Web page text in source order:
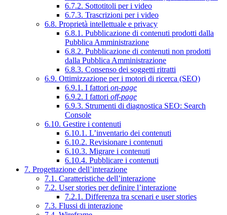
6.7.2. Sottotitoli per i video
6.7.3. Trascrizioni per i video
6.8. Proprietà intellettuale e privacy
6.8.1. Pubblicazione di contenuti prodotti dalla
Pubblica Amministrazione
6.8.2. Pubblicazione di contenuti non prodotti
dalla Pubblica Amministrazione
6.8.3. Consenso dei soggetti ritratti
6.9. Ottimizzazione per i motori di ricerca (SEO)
6.9.1. I fattori on-page
6.9.2. I fattori off-page
6.9.3. Strumenti di diagnostica SEO: Search
Console
6.10. Gestire i contenuti
6.10.1. L’inventario dei contenuti
6.10.2. Revisionare i contenuti
6.10.3. Migrare i contenuti
6.10.4. Pubblicare i contenuti
7. Progettazione dell’interazione
7.1. Caratteristiche dell’interazione
7.2. User stories per definire l’interazione
7.2.1. Differenza tra scenari e user stories
7.3. Flussi di interazione